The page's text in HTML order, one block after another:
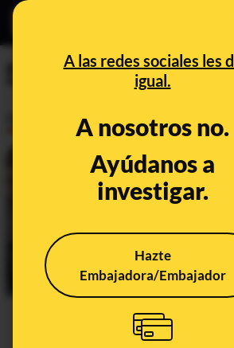
A las redes sociales les
igual.
A nosotros no.
Ayúdanos a
investigar.
Hazte
Embajadora/Embajador
perros
No, este vídeo no muestra
"inmigrante" en Ceuta: es